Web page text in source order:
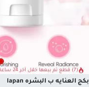
(7) قطع تم بيعها خلال آخر 24 ساعة
بكج العنايه ب البشره lapan